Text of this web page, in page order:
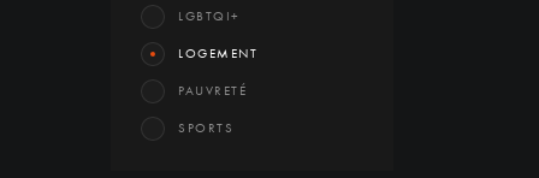
LGBTQI+
LOGEMENT
PAUVRETÉ
SPORTS